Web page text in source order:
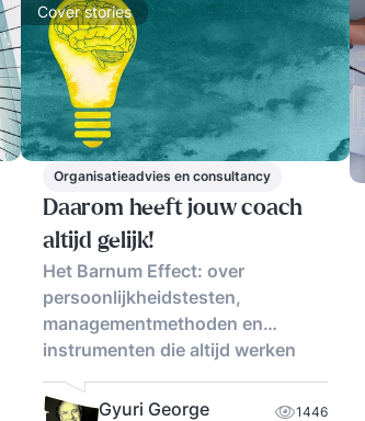
Cover stories
Organisatieadvies en consultancy
Daarom heeft jouw coach
altijd gelijk!
Het Barnum Effect: over
persoonlijkheidstesten,
managementmethoden en
instrumenten die altijd werken
Gyuri George
1446